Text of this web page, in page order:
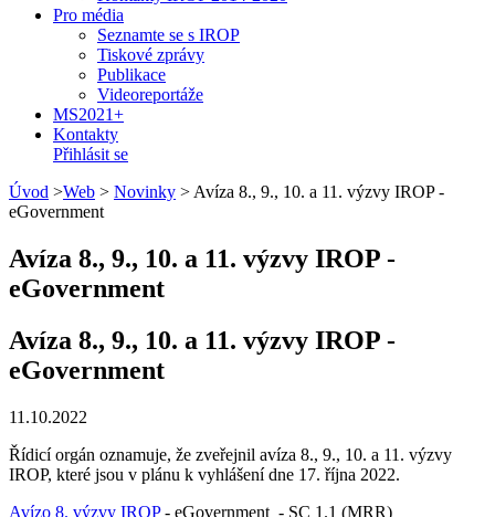
Pro média
Seznamte se s IROP
Tiskové zprávy
Publikace
Videoreportáže
MS2021+
Kontakty
Přihlásit se
Úvod >Web > Novinky > Avíza 8., 9., 10. a 11. výzvy IROP -
eGovernment
Avíza 8., 9., 10. a 11. výzvy IROP -
eGovernment
Avíza 8., 9., 10. a 11. výzvy IROP -
eGovernment
11.10.2022
Řídicí orgán oznamuje, že zveřejnil avíza 8., 9., 10. a 11. výzvy
IROP, které jsou v plánu k vyhlášení dne 17. října 2022.
Avízo 8. výzvy IROP- eGovernment - SC 1.1 (MRR)